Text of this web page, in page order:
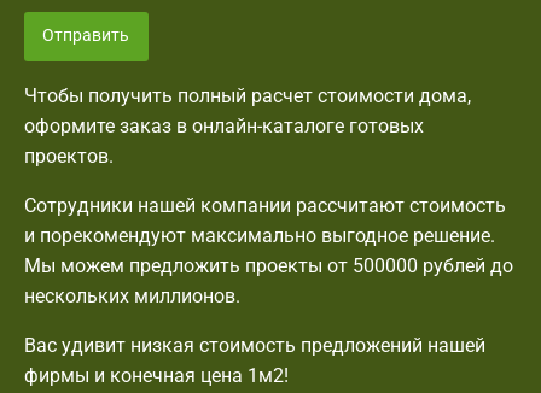
Отправить
Чтобы получить полный расчет стоимости дома,
оформите заказ в онлайн-каталоге готовых
проектов.
Сотрудники нашей компании рассчитают стоимость
и порекомендуют максимально выгодное решение.
Мы можем предложить проекты от 500000 рублей до
нескольких миллионов.
Вас удивит низкая стоимость предложений нашей
фирмы и конечная цена 1м2!